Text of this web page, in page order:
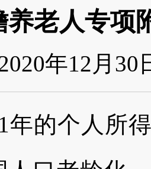
养老人专项
年12月30
年的个人所